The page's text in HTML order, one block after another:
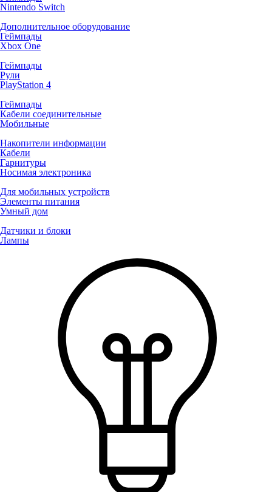
Nintendo Switch
Дополнительное оборудование
Геймпады
Xbox One
Геймпады
Рули
PlayStation 4
Геймпады
Кабели соединительные
Мобильные
Накопители информации
Кабели
Гарнитуры
Носимая электроника
Для мобильных устройств
Элементы питания
Умный дом
Датчики и блоки
Лампы